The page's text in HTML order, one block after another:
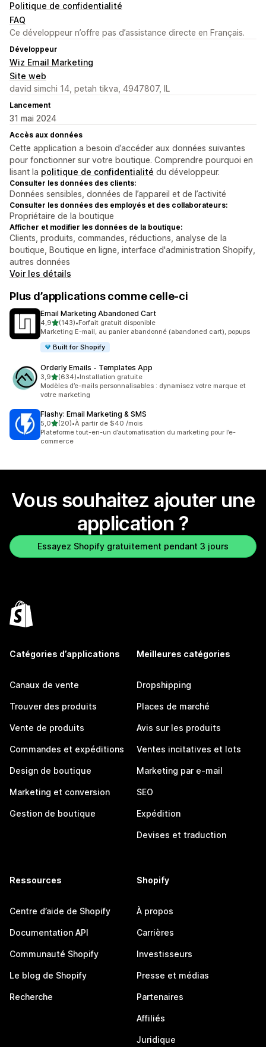
Politique de confidentialité
FAQ
Ce développeur n’offre pas d’assistance directe en Français.
Développeur
Wiz Email Marketing
Site web
david simchi 14, petah tikva, 4947807, IL
Lancement
31 mai 2024
Accès aux données
Cette application a besoin d’accéder aux données suivantes
pour fonctionner sur votre boutique. Comprendre pourquoi en
lisant la politique de confidentialité du développeur.
Consulter les données des clients:
Données sensibles, données de l’appareil et de l’activité
Consulter les données des employés et des collaborateurs:
Propriétaire de la boutique
Afficher et modifier les données de la boutique:
Clients, produits, commandes, réductions, analyse de la
boutique, Boutique en ligne, interface d'administration Shopify,
autres données
Voir les détails
Plus d’applications comme celle-ci
Email Marketing Abandoned Cart
4,9étoile(s) sur 5
(143)
143 avis au total
•Forfait gratuit disponible
Marketing E-mail, au panier abandonné (abandoned cart), popups
Built for Shopify
Orderly Emails ‑ Templates App
3,9étoile(s) sur 5
(634)
634 avis au total
•Installation gratuite
Modèles d’e-mails personnalisables : dynamisez votre marque et
votre marketing
Flashy: Email Marketing & SMS
5,0étoile(s) sur 5
(20)
20 avis au total
•À partir de $40 /mois
Plateforme tout-en-un d’automatisation du marketing pour l’e-
commerce
Vous souhaitez ajouter une
application ?
Essayez Shopify gratuitement pendant 3 jours
Catégories d’applications
Canaux de vente
Trouver des produits
Vente de produits
Commandes et expéditions
Design de boutique
Marketing et conversion
Gestion de boutique
Meilleures catégories
Dropshipping
Places de marché
Avis sur les produits
Ventes incitatives et lots
Marketing par e-mail
SEO
Expédition
Devises et traduction
Ressources
Centre d’aide de Shopify
Documentation API
Communauté Shopify
Le blog de Shopify
Recherche
Shopify
À propos
Carrières
Investisseurs
Presse et médias
Partenaires
Affiliés
Juridique